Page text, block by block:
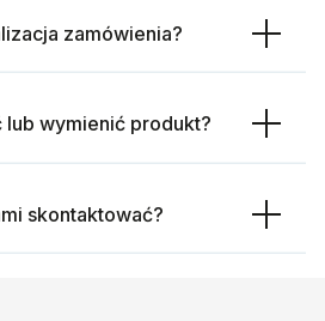
zamówienia?
wymienić produkt?
skontaktować?